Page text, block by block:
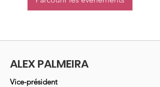
ALEX PALMEIRA
Vice-président